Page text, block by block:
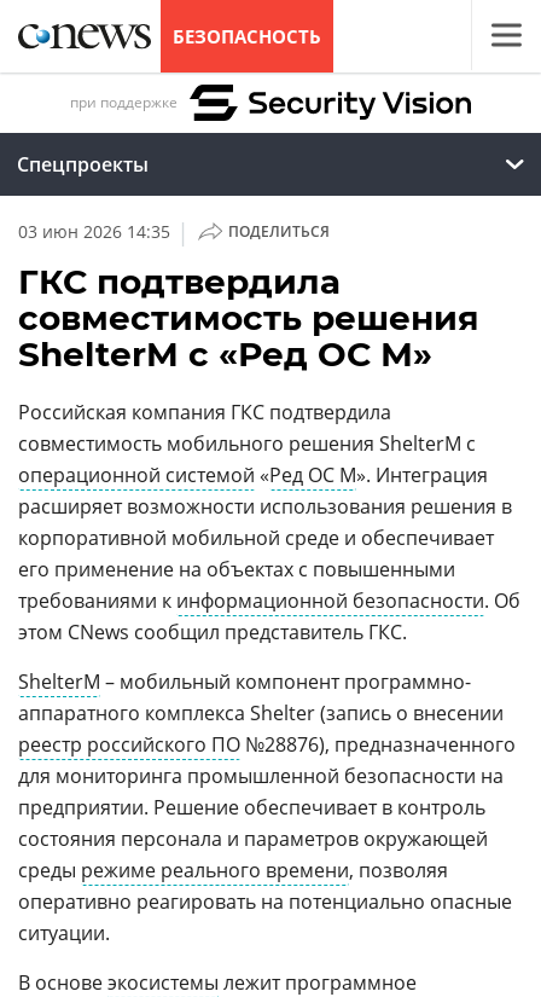
БЕЗОПАСНОСТЬ
при поддержке
Спецпроекты
03 июн 2026 14:35 | ПОДЕЛИТЬСЯ
ГКС подтвердила
совместимость решения
ShelterM с «Ред ОС М»
Российская компания ГКС подтвердила
совместимость мобильного решения ShelterM с
операционной системой «Ред ОС М». Интеграция
расширяет возможности использования решения в
корпоративной мобильной среде и обеспечивает
его применение на объектах с повышенными
требованиями к информационной безопасности. Об
этом CNews сообщил представитель ГКС.
ShelterM – мобильный компонент программно-
аппаратного комплекса Shelter (запись о внесении
реестр российского ПО №28876), предназначенного
для мониторинга промышленной безопасности на
предприятии. Решение обеспечивает в контроль
состояния персонала и параметров окружающей
среды режиме реального времени, позволяя
оперативно реагировать на потенциально опасные
ситуации.
В основеэкосистемы лежит программное